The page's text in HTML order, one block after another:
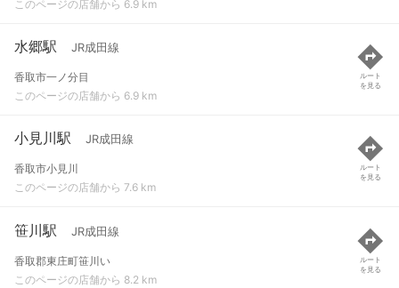
このページの店舗から 6.9 km
水郷駅 JR成田線
香取市一ノ分目
このページの店舗から 6.9 km
ルート
を見る
小見川駅 JR成田線
香取市小見川
このページの店舗から 7.6 km
ルート
を見る
笹川駅 JR成田線
香取郡東庄町笹川い
このページの店舗から 8.2 km
ルート
を見る